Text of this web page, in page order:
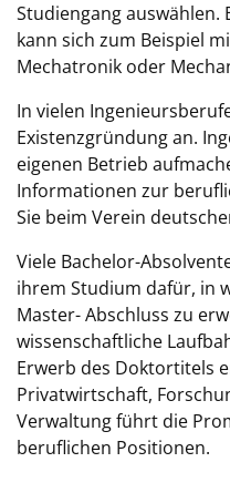
Studiengang auswählen.
kann sich zum Beispiel
Mechatronik oder
In vielen
Existenzgründung an.
eigenen Betrieb
Informationen zur
Sie beim Verein
Viele Bachelor-
ihrem Studium dafür, in
Master- Abschluss zu
wissenschaftliche
Erwerb des Doktortitels
Privatwirtschaft,
Verwaltung führt die
beruflichen Positionen.